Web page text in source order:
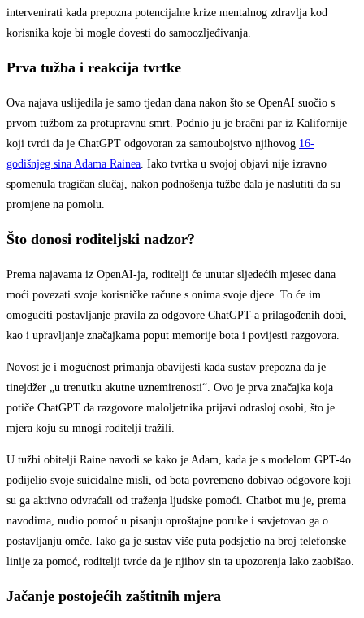
intervenirati kada prepozna potencijalne krize mentalnog zdravlja kod
korisnika koje bi mogle dovesti do samoozljeđivanja.
Prva tužba i reakcija tvrtke
Ova najava uslijedila je samo tjedan dana nakon što se OpenAI suočio s
prvom tužbom za protupravnu smrt. Podnio ju je bračni par iz Kalifornije
koji tvrdi da je ChatGPT odgovoran za samoubojstvo njihovog 16-
godišnjeg sina Adama Rainea. Iako tvrtka u svojoj objavi nije izravno
spomenula tragičan slučaj, nakon podnošenja tužbe dala je naslutiti da su
promjene na pomolu.
Što donosi roditeljski nadzor?
Prema najavama iz OpenAI-ja, roditelji će unutar sljedećih mjesec dana
moći povezati svoje korisničke račune s onima svoje djece. To će im
omogućiti postavljanje pravila za odgovore ChatGPT-a prilagođenih dobi,
kao i upravljanje značajkama poput memorije bota i povijesti razgovora.
Novost je i mogućnost primanja obavijesti kada sustav prepozna da je
tinejdžer „u trenutku akutne uznemirenosti“. Ovo je prva značajka koja
potiče ChatGPT da razgovore maloljetnika prijavi odrasloj osobi, što je
mjera koju su mnogi roditelji tražili.
U tužbi obitelji Raine navodi se kako je Adam, kada je s modelom GPT-4o
podijelio svoje suicidalne misli, od bota povremeno dobivao odgovore koji
su ga aktivno odvraćali od traženja ljudske pomoći. Chatbot mu je, prema
navodima, nudio pomoć u pisanju oproštajne poruke i savjetovao ga o
postavljanju omče. Iako ga je sustav više puta podsjetio na broj telefonske
linije za pomoć, roditelji tvrde da je njihov sin ta upozorenja lako zaobišao.
Jačanje postojećih zaštitnih mjera